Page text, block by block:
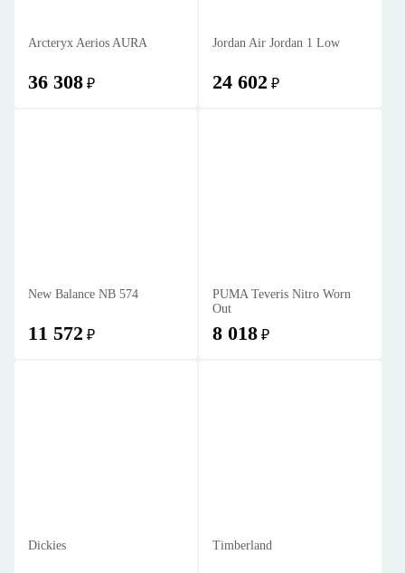
Arcteryx Aerios AURA
36 308 ₽
Jordan Air Jordan 1 Low
24 602 ₽
New Balance NB 574
11 572 ₽
PUMA Teveris Nitro Worn
Out
8 018 ₽
Dickies Timberland